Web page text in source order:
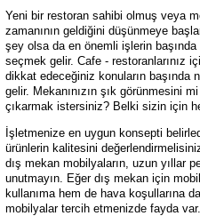
Yeni bir restoran sahibi olmuş veya
zamanının geldiğini düşünmeye
şey olsa da en önemli işlerin
seçmek gelir. Cafe - restoranlarınız
dikkat edeceğiniz konuların başında
gelir. Mekanınızın şık görünmesini
çıkarmak istersiniz? Belki sizin için
İşletmenize en uygun konsepti
ürünlerin kalitesini
dış mekan mobilyaların, uzun yıllar
unutmayın. Eğer dış mekan için
kullanıma hem de hava koşullarına
mobilyalar tercih etmenizde fayda var.